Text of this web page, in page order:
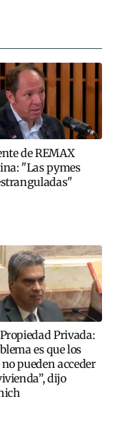
de REMAX
"Las pymes
Privada:
es que los
pueden acceder
dijo